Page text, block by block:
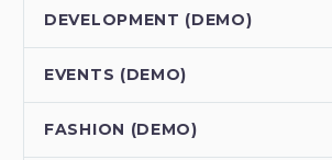
DEVELOPMENT (DEMO)
EVENTS (DEMO)
FASHION (DEMO)